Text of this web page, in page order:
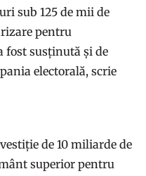
sub 125 de mii de
pentru
fost susținută și de
electorală, scrie
de 10 miliarde de
superior pentru